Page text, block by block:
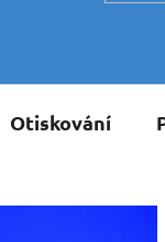
Otiskování